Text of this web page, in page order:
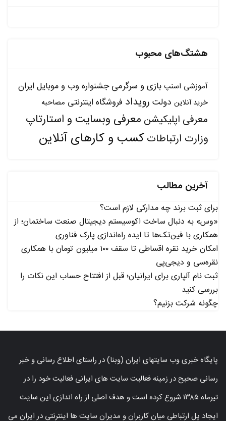
هشتگ‌های محبوب
آموزشی اسنپ بازی و سرگرمی جشنواره وب و موبایل ایران
خرید آنلاین دولت رویداد فروشگاه اینترنتی مصاحبه
معرفی اپلیکیشن معرفی وبسایت و استارتاپ
وزارت ارتباطاتکسب و کارهای آنلاین
آخرین مطالب
برای ثبت برند چه مدارکی لازم است؟
«وس» به دنبال ساخت اکوسیستم دیجیتال صنعت ساختمان؛ از
همکاری با فین‌تک‌ها تا ایده راه‌اندازی پارک فناوری
امکان خرید نقره اقساطی تا سقف ۱۰۰ میلیون تومان با همکاری
نقره‌سی و دیجی‌پی
ثبت نام آلپاری برای ایرانیان؛ قبل از افتتاح حساب این نکات را
بررسی کنید
چگونه شرکت بزنیم؟
پایگاه خبری وب سایتهای ایران (وبنا) در راستای اطلاع رسانی و خبر
رسانی صحیح در زمینه فعالیت سایت های ایرانی فعالیت خود را در
تیرماه ۱۳۸۵ شروع کرده است و هدف اصلی از راه اندازی این سایت
ایجاد پل ارتباطی میان کاربران و مدیران سایت ها اینترنتی در ایران می